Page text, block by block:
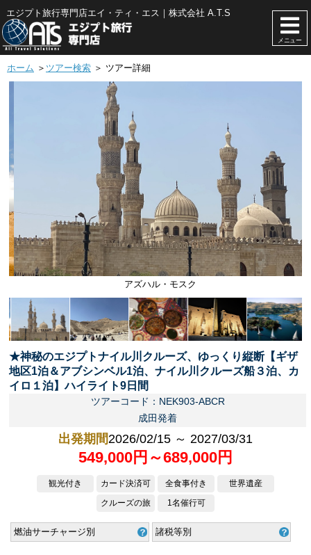
エジプト旅行専門店エイ・ティ・エス｜株式会社 A.T.S
メニュー
ホーム ＞ ツアー検索 ＞ ツアー詳細
アズハル・モスク
★神秘のエジプトナイル川クルーズ、ゆっくり縦断【ギザ
地区1泊＆アブシンベル1泊、ナイル川クルーズ船３泊、カ
イロ１泊】ハイライト9日間
ツアーコード：NEK903-ABCR
成田発着
出発期間2026/02/15 ～ 2027/03/31
549,000円～689,000円
観光付き カード決済可 全食事付き
世界遺産
クルーズの旅
1名催行可
燃油サーチャージ別 諸税等別